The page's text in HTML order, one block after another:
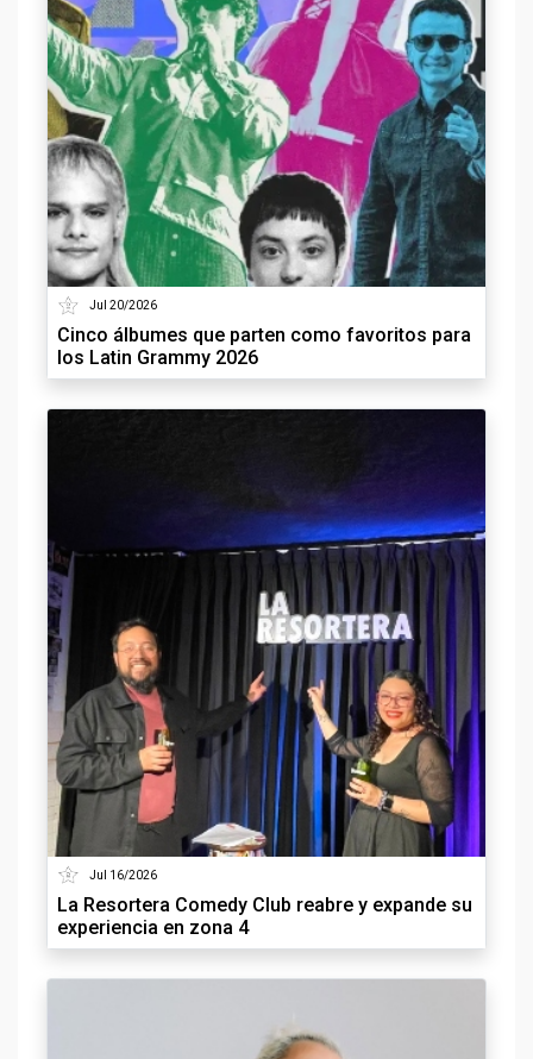
Jul 20/2026
Cinco álbumes que parten como favoritos para
los Latin Grammy 2026
Jul 16/2026
La Resortera Comedy Club reabre y expande su
experiencia en zona 4